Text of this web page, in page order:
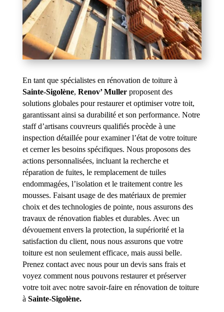
En tant que spécialistes en rénovation de toiture à
Sainte-Sigolène, Renov’ Mullerproposent des
solutions globales pour restaurer et optimiser votre toit,
garantissant ainsi sa durabilité et son performance. Notre
staff d’artisans couvreurs qualifiés procède à une
inspection détaillée pour examiner l’état de votre toiture
et cerner les besoins spécifiques. Nous proposons des
actions personnalisées, incluant la recherche et
réparation de fuites, le remplacement de tuiles
endommagées, l’isolation et le traitement contre les
mousses. Faisant usage de des matériaux de premier
choix et des technologies de pointe, nous assurons des
travaux de rénovation fiables et durables. Avec un
dévouement envers la protection, la supériorité et la
satisfaction du client, nous nous assurons que votre
toiture est non seulement efficace, mais aussi belle.
Prenez contact avec nous pour un devis sans frais et
voyez comment nous pouvons restaurer et préserver
votre toit avec notre savoir-faire en rénovation de toiture
à Sainte-Sigolène.